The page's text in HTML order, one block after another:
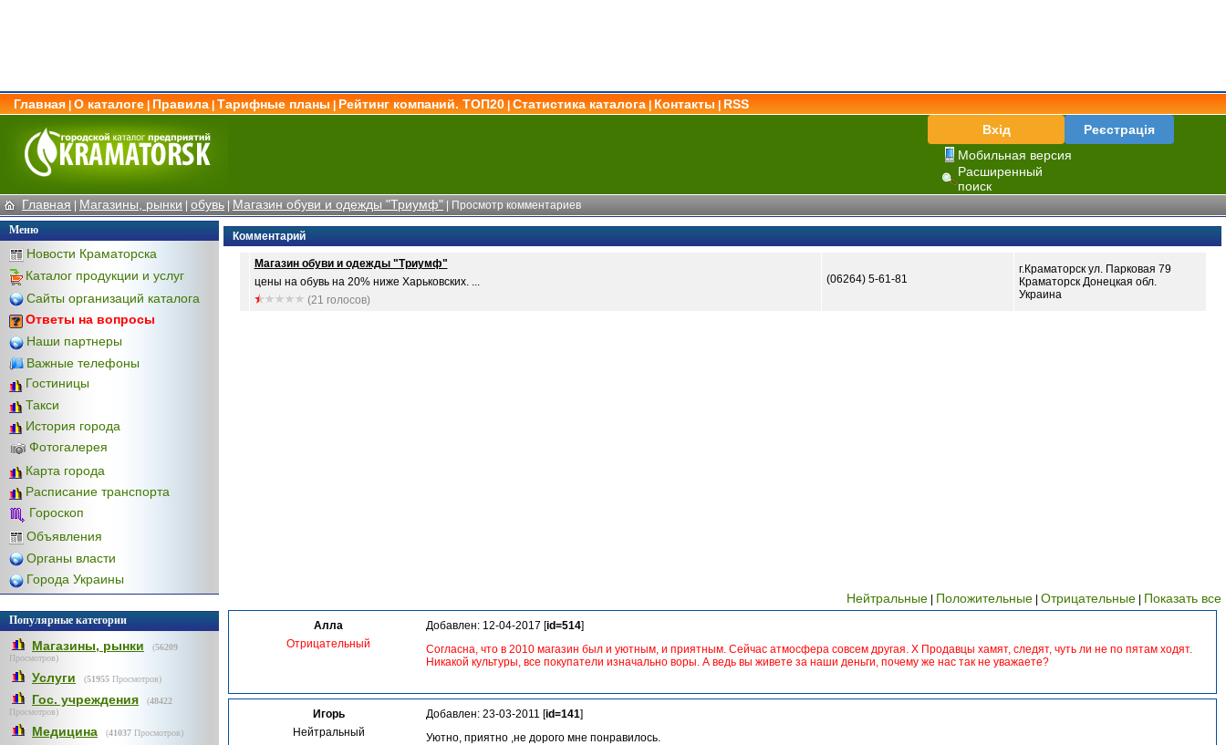
Главная О каталоге Правила Тарифные планы Рейтинг компаний. ТОП20 Статистика каталога Контакты
RSS
Вхід
Реєстрація
Мобильная версия
Расширенный
поиск
Главная | Магазины, рынки | обувь | Магазин обуви и одежды "Триумф" | Просмотр комментариев
Меню
Новости Краматорска
Каталог продукции и услуг
Сайты организаций каталога
Ответы на вопросы
Наши партнеры
Важные телефоны
Гостиницы
Такси
История города
Фотогалерея
Карта города
Расписание транспорта
Гороскоп
Объявления
Органы власти
Города Украины
Популярные категории
Магазины, рынки (56209
Просмотров)
Услуги (51955 Просмотров)
Гос. учреждения (48422
Просмотров)
Медицина (41037 Просмотров)
Комментарий
Магазин обуви и одежды "Триумф"
цены на обувь на 20% ниже Харьковских. ...
(21 голосов)
(06264) 5-61-81
г.Краматорск ул. Парковая 79
Краматорск Донецкая обл.
Украина
Нейтральные Положительные Отрицательные Показать все
Алла
Отрицательный
Добавлен: 12-04-2017 [id=514]
Согласна, что в 2010 магазин был и уютным, и приятным. Сейчас атмосфера совсем другая. Х Продавцы хамят, следят, чуть ли не по пятам ходят.
Никакой культуры, все покупатели изначально воры. А ведь вы живете за наши деньги, почему же нас так не уважаете?
Игорь
Нейтральный
Добавлен: 23-03-2011 [id=141]
Уютно, приятно ,не дорого мне понравилось.